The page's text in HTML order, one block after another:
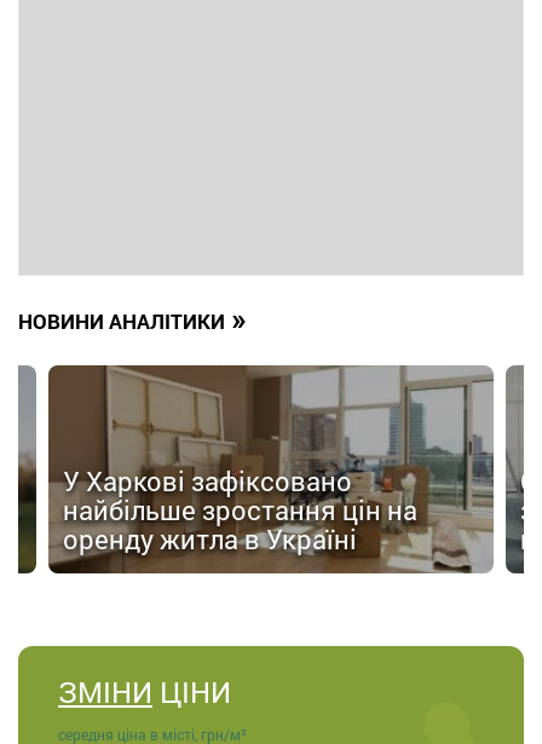
НОВИНИ АНАЛІТИКИ »
У Харкові зафіксовано
найбільше зростання цін на
оренду житла в Україні
ЗМІНИ ЦІНИ
середня ціна в місті, грн/м²